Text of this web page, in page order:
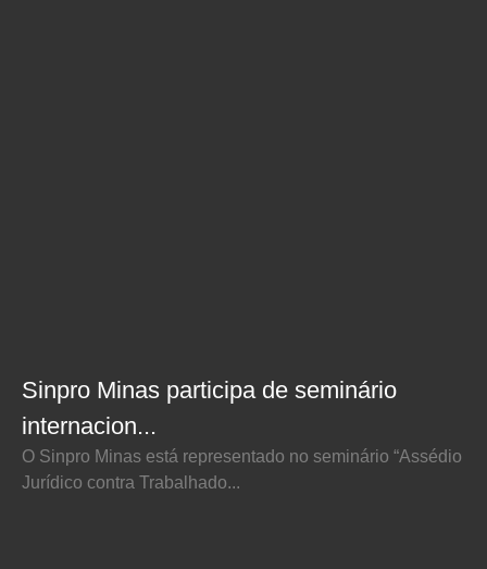
Sinpro Minas participa de seminário
internacion...
O Sinpro Minas está representado no seminário “Assédio
Jurídico contra Trabalhado...